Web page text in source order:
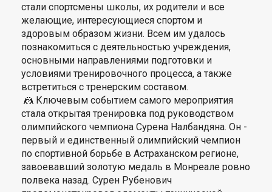
стали спортсмены школы, их родители и все
желающие, интересующиеся спортом и
здоровым образом жизни. Всем им удалось
познакомиться с деятельностью учреждения,
основными направлениями подготовки и
условиями тренировочного процесса, а также
встретиться с тренерским составом.
🤼 Ключевым событием самого мероприятия
стала открытая тренировка под руководством
олимпийского чемпиона Сурена Налбандяна. Он -
первый и единственный олимпийский чемпион
по спортивной борьбе в Астраханском регионе,
завоевавший золотую медаль в Монреале ровно
полвека назад. Сурен Рубенович